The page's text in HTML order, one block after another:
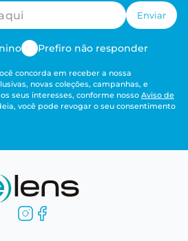
Enviar
Prefiro não responder
concorda em receber a nossa
novas coleções, campanhas, e
seus interesses, conforme nosso Aviso de
você pode revogar o seu consentimento